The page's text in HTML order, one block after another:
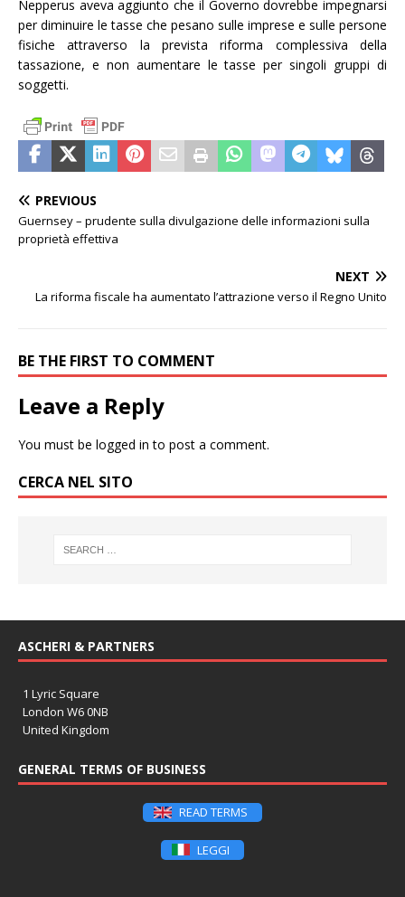
Nepperus aveva aggiunto che il Governo dovrebbe impegnarsi
per diminuire le tasse che pesano sulle imprese e sulle persone
fisiche attraverso la prevista riforma complessiva della
tassazione, e non aumentare le tasse per singoli gruppi di
soggetti.
PREVIOUS
Guernsey – prudente sulla divulgazione delle informazioni sulla
proprietà effettiva
NEXT
La riforma fiscale ha aumentato l’attrazione verso il Regno Unito
BE THE FIRST TO COMMENT
Leave a Reply
You must be logged in to post a comment.
CERCA NEL SITO
ASCHERI & PARTNERS
1 Lyric Square
London W6 0NB
United Kingdom
GENERAL TERMS OF BUSINESS
READ TERMS
LEGGI